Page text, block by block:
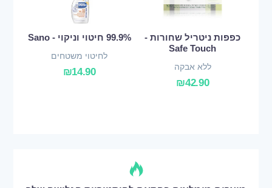
כפפות ניטריל שחורות -
Safe Touch
ללא אבקה
₪42.90
99.9% חיטוי וניקוי - Sano
לחיטוי משטחים
₪14.90